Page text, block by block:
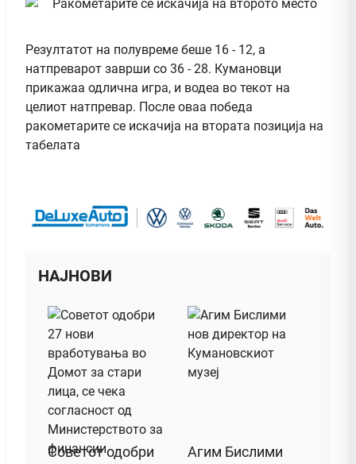
Резултатот на полувреме беше 16 - 12, а
натпреварот заврши со 36 - 28. Кумановци
прикажаа одлична игра, и водеа во текот на
целиот натпревар. После оваа победа
ракометарите се искачија на втората позиција на
табелата
НАЈНОВИ
Советот одобри
Агим Бислими